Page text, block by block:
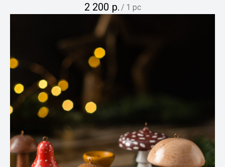
2 200 р. / 1 pc